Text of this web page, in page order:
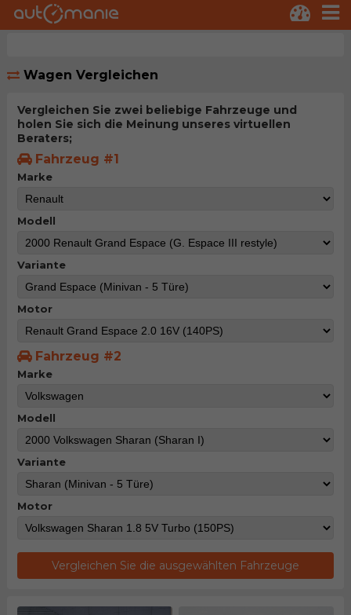
Wagen Vergleichen
Vergleichen Sie zwei beliebige Fahrzeuge und
holen Sie sich die Meinung unseres virtuellen
Beraters;
Fahrzeug #1
Marke
Modell
Variante
Motor
Fahrzeug #2
Marke
Modell
Variante
Motor
Vergleichen Sie die ausgewählten Fahrzeuge